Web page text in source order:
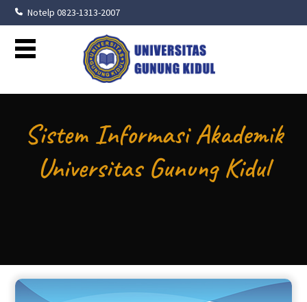
Notelp 0823-1313-2007
Sistem Informasi Akademik
Universitas Gunung Kidul